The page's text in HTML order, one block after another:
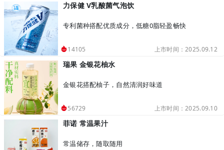
力保健 V乳酸菌气泡饮
专利菌种搭配优质成分，低糖0脂轻盈畅快
14105 上市时间：2025.09.12
瑞果 金银花柚水
金银花搭配柚子，自然清润好味道
56729 上市时间：2025.09.10
菲诺 常温果汁
常温储存，随取随用